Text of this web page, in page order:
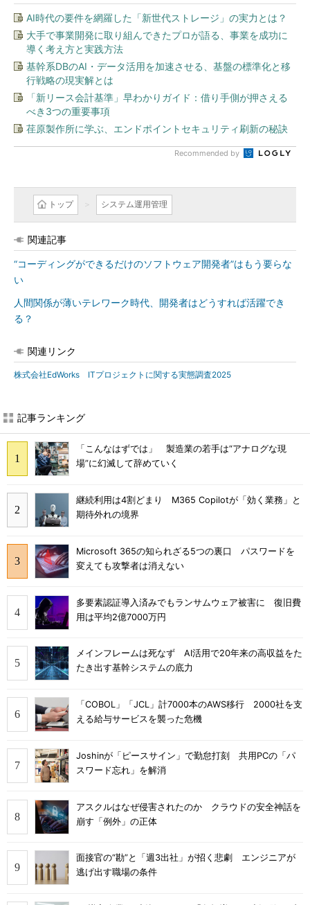
AI時代の要件を網羅した「新世代ストレージ」の実力とは？
大手で事業開発に取り組んできたプロが語る、事業を成功に
導く考え方と実践方法
基幹系DBのAI・データ活用を加速させる、基盤の標準化と移
行戦略の現実解とは
「新リース会計基準」早わかりガイド：借り手側が押さえる
べき3つの重要事項
荏原製作所に学ぶ、エンドポイントセキュリティ刷新の秘訣
Recommended by
トップ システム運用管理
関連記事
“コーディングができるだけのソフトウェア開発者”はもう要らな
い
人間関係が薄いテレワーク時代、開発者はどうすれば活躍でき
る？
関連リンク
株式会社EdWorks ITプロジェクトに関する実態調査2025
記事ランキング
「こんなはずでは」 製造業の若手は“アナログな現
場”に幻滅して辞めていく
継続利用は4割どまり M365 Copilotが「効く業務」と
期待外れの境界
Microsoft 365の知られざる5つの裏口 パスワードを
変えても攻撃者は消えない
多要素認証導入済みでもランサムウェア被害に 復旧費
用は平均2億7000万円
メインフレームは死なず AI活用で20年来の高収益をた
たき出す基幹システムの底力
「COBOL」「JCL」計7000本のAWS移行 2000社を支
える給与サービスを襲った危機
Joshinが「ピースサイン」で勤怠打刻 共用PCの「パ
スワード忘れ」を解消
アスクルはなぜ侵害されたのか クラウドの安全神話を
崩す「例外」の正体
面接官の“勘”と「週3出社」が招く悲劇 エンジニアが
逃げ出す職場の条件